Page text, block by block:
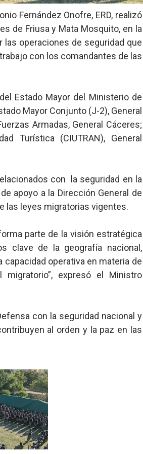
“Todo el equipo de la DGM
2.0”
Provincia Santo Domingo
Premios Anuales de Literatura
se reúnen en República
Fernández Onofre, ERD, realizó
de Friusa y Mata Mosquito, en la
las operaciones de seguridad que
con los comandantes de las
Estado Mayor del Ministerio de
Mayor Conjunto (J-2), General
Armadas, General Cáceres;
Turística (CIUTRAN), General
con la seguridad en la
apoyo a la Dirección General de
las leyes migratorias vigentes.
parte de la visión estratégica
clave de la geografía nacional,
operativa en materia de
expresó el Ministro
con la seguridad nacional y
al orden y la paz en las